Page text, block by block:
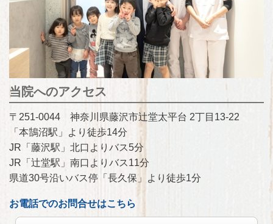
当院へのアクセス
〒251-0044 神奈川県藤沢市辻堂太平台 2丁目13-22
「本鵠沼駅」より徒歩14分
JR「藤沢駅」北口よりバス5分
JR「辻堂駅」南口よりバス11分
県道30号沿いバス停「長久保」より徒歩1分
お電話でのお問合せはこちら